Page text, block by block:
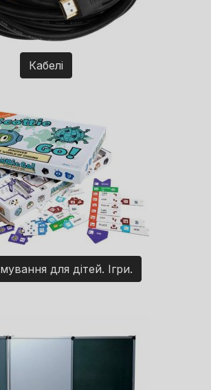
Кабелі
для дітей. Ігри.